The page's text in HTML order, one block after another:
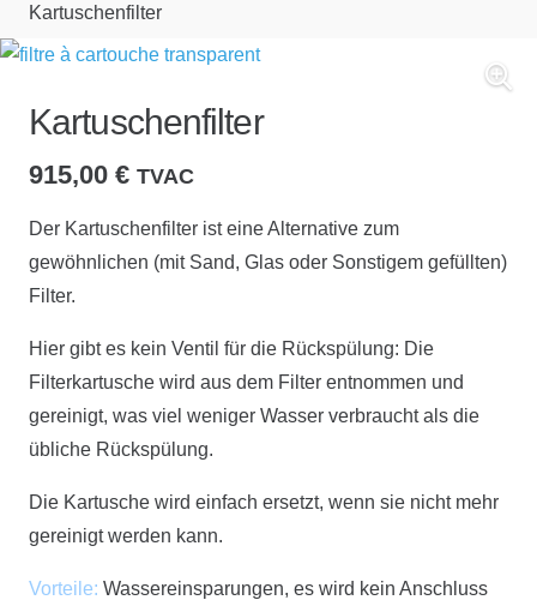
Kartuschenfilter
Kartuschenfilter
915,00 € TVAC
Der Kartuschenfilter ist eine Alternative zum
gewöhnlichen (mit Sand, Glas oder Sonstigem gefüllten)
Filter.
Hier gibt es kein Ventil für die Rückspülung: Die
Filterkartusche wird aus dem Filter entnommen und
gereinigt, was viel weniger Wasser verbraucht als die
übliche Rückspülung.
Die Kartusche wird einfach ersetzt, wenn sie nicht mehr
gereinigt werden kann.
Vorteile: Wassereinsparungen, es wird kein Anschluss